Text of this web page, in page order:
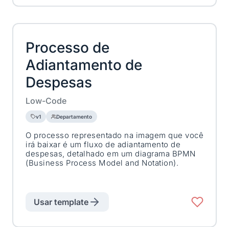
Processo de
Adiantamento de
Despesas
Low-Code
v1 Departamento
O processo representado na imagem que você
irá baixar é um fluxo de adiantamento de
despesas, detalhado em um diagrama BPMN
(Business Process Model and Notation).
Usar template